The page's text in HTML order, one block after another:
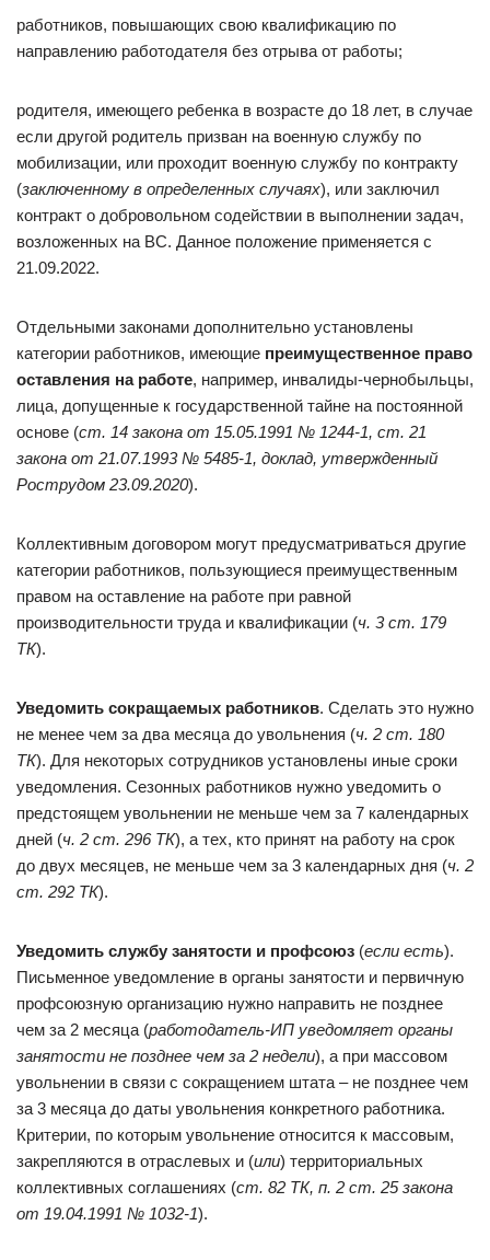
работников, повышающих свою квалификацию по
направлению работодателя без отрыва от работы;
родителя, имеющего ребенка в возрасте до 18 лет, в случае
если другой родитель призван на военную службу по
мобилизации, или проходит военную службу по контракту
(заключенному в определенных случаях), или заключил
контракт о добровольном содействии в выполнении задач,
возложенных на ВС. Данное положение применяется с
21.09.2022.
Отдельными законами дополнительно установлены
категории работников, имеющие преимущественное право
оставления на работе, например, инвалиды-чернобыльцы,
лица, допущенные к государственной тайне на постоянной
основе (ст. 14 закона от 15.05.1991 № 1244-1, ст. 21
закона от 21.07.1993 № 5485-1, доклад, утвержденный
Рострудом 23.09.2020).
Коллективным договором могут предусматриваться другие
категории работников, пользующиеся преимущественным
правом на оставление на работе при равной
производительности труда и квалификации (ч. 3 ст. 179
ТК).
Уведомить сокращаемых работников. Сделать это нужно
не менее чем за два месяца до увольнения (ч. 2 ст. 180
ТК). Для некоторых сотрудников установлены иные сроки
уведомления. Сезонных работников нужно уведомить о
предстоящем увольнении не меньше чем за 7 календарных
дней (ч. 2 ст. 296 ТК), а тех, кто принят на работу на срок
до двух месяцев, не меньше чем за 3 календарных дня (ч. 2
ст. 292 ТК).
Уведомить службу занятости и профсоюз (если есть).
Письменное уведомление в органы занятости и первичную
профсоюзную организацию нужно направить не позднее
чем за 2 месяца (работодатель-ИП уведомляет органы
занятости не позднее чем за 2 недели), а при массовом
увольнении в связи с сокращением штата – не позднее чем
за 3 месяца до даты увольнения конкретного работника.
Критерии, по которым увольнение относится к массовым,
закрепляются в отраслевых и (или) территориальных
коллективных соглашениях (ст. 82 ТК, п. 2 ст. 25 закона
от 19.04.1991 № 1032-1).